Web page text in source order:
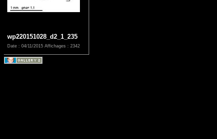
wp220151028_d2_1_235
Date : 04/11/2015 Affichages : 2342